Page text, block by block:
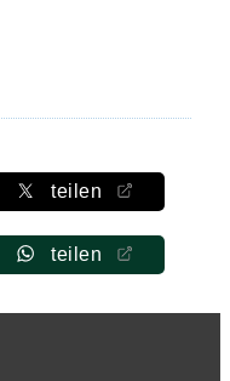
teilen
teilen